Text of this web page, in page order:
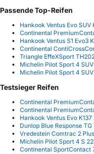
Passende Top-Reifen
Hankook Ventus Evo SUV
Continental
Hankook Ventus S1 Evo3
Continental
Triangle EffeXSport
Michelin Pilot Sport 4
Michelin Pilot Sport 4
Testsieger Reifen
Continental
Continental
Hankook Ventus Evo
Dunlop Blue Response
Vredestein Comtrac 2
Michelin Pilot Sport 4 S
Continental SportContact